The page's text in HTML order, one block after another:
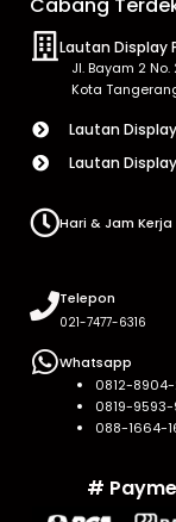
Cabang
Lautan Display
Jl. Bayam 2
Kota
Lautan
Lautan
Hari & Jam Kerja
Telepon
021-7477-6316
Whatsapp
0812-
0819-
088-1664-
#